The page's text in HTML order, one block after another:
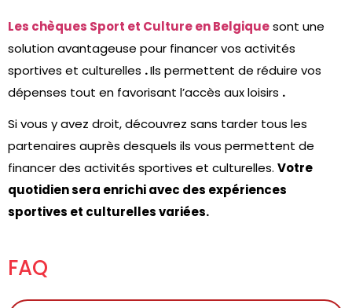
Les chèques Sport et Culture en Belgiquesont une
solution avantageuse pour financer vos activités
sportives et culturelles .Ils permettent de réduire vos
dépenses tout en favorisant l’accès aux loisirs .
Si vous y avez droit, découvrez sans tarder tous les
partenaires auprès desquels ils vous permettent de
financer des activités sportives et culturelles. Votre
quotidien sera enrichi avec des expériences
sportives et culturelles variées.
FAQ